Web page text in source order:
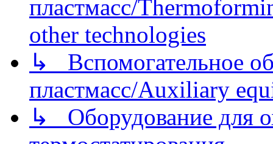
пластмасс/
other technologies
↳ Вспомогательное
пластмасс/Auxiliary
↳ Оборудование для